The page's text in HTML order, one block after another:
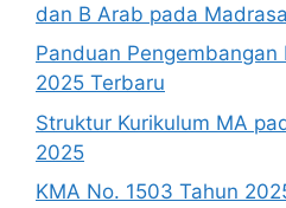
dan B Arab pada
Panduan Pengembangan
2025 Terbaru
Struktur Kurikulum MA
2025
KMA No. 1503 Tahun